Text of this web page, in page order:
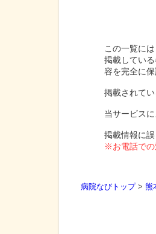
この一覧に
掲載してい
容を完全に保
掲載されて
当サービス
掲載情報に
※お電話での
病院なびトップ> 熊